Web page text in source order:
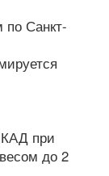
по Санкт-
КАД при
до 2